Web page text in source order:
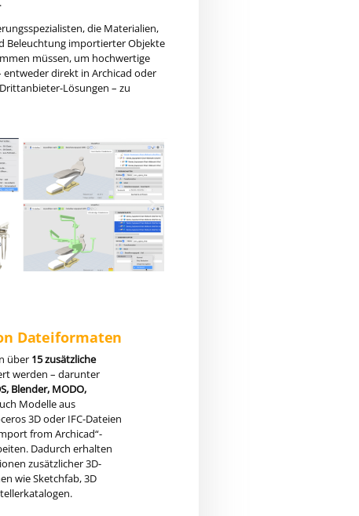
die Materialien,
Beleuchtung importierter Objekte
müssen, um hochwertige
entweder direkt in Archicad oder
Lösungen – zu
Dateiformaten
über 15 zusätzliche
werden – darunter
Blender, MODO,
Modelle aus
3Doder IFC-Dateien
from Archicad“-
Dadurch erhalten
zusätzlicher 3D-
wie Sketchfab, 3D